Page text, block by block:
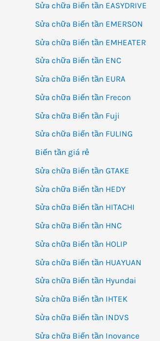
Sửa chữa Biến tần EASYDRIVE
Sửa chữa Biến tần EMERSON
Sửa chữa Biến tần EMHEATER
Sửa chữa Biến tần ENC
Sửa chữa Biến tần EURA
Sửa chữa Biến tần Frecon
Sửa chữa Biến tần Fuji
Sửa chữa Biến tần FULING
Biến tần giá rẻ
Sửa chữa Biến tần GTAKE
Sửa chữa Biến tần HEDY
Sửa chữa Biến tần HITACHI
Sửa chữa Biến tần HNC
Sửa chữa Biến tần HOLIP
Sửa chữa Biến tần HUAYUAN
Sửa chữa Biến tần Hyundai
Sửa chữa Biến tần IHTEK
Sửa chữa Biến tần INDVS
Sửa chữa Biến tần Inovance